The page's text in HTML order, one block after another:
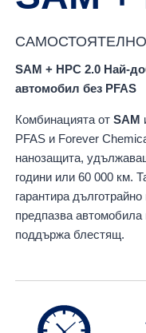
SAM + HPC 2.0 Най-
автомобил без PFAS
Комбинацията от SAM
PFAS и Forever
нанозащита,
години или 60 000 км.
гарантира
предпазва
поддържа блестящ.